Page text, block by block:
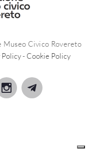
Civico Rovereto
Policy- Cookie Policy